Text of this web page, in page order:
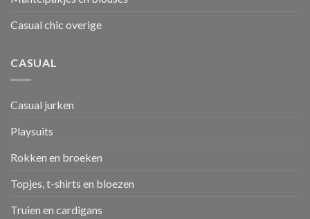
Casual chic overige
CASUAL
Casual jurken
Playsuits
Rokken en broeken
Topjes, t-shirts en bloezen
Truien en cardigans